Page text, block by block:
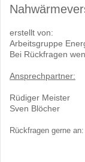
erstellt von:
Arbeitsgruppe
Bei Rückfragen
Ansprechpartner:
Rüdiger Meister
Sven Blöcher
Rückfragen gerne an: